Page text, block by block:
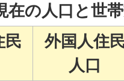
在の人口と世
民
外国人住
人口